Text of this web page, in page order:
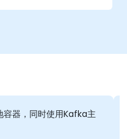
时使用Kafka主
- 课程